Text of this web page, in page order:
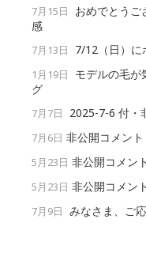
7月15日
おめでとうご
感
7月13日 7/12（日）に
1月19日
モデルの毛が
グ
7月7日 2025-7-6 付・
7月6日 非公開コメント
5月23日 非公開コメント
5月23日 非公開コメント
7月9日 みなさま、ご